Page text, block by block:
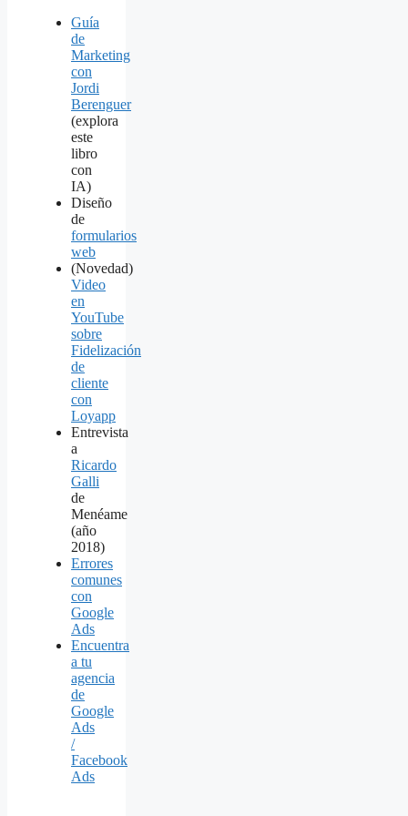
Guía
de
Marketing
con
Jordi
Berenguer
(explora
este
libro
con
IA)
Diseño
de
formularios
web
(Novedad)
Video
en
YouTube
sobre
Fidelización
de
cliente
con
Loyapp
Entrevista
a
Ricardo
Galli
de
Menéame
(año
2018)
Errores
comunes
con
Google
Ads
Encuentra
a tu
agencia
de
Google
Ads
/
Facebook
Ads